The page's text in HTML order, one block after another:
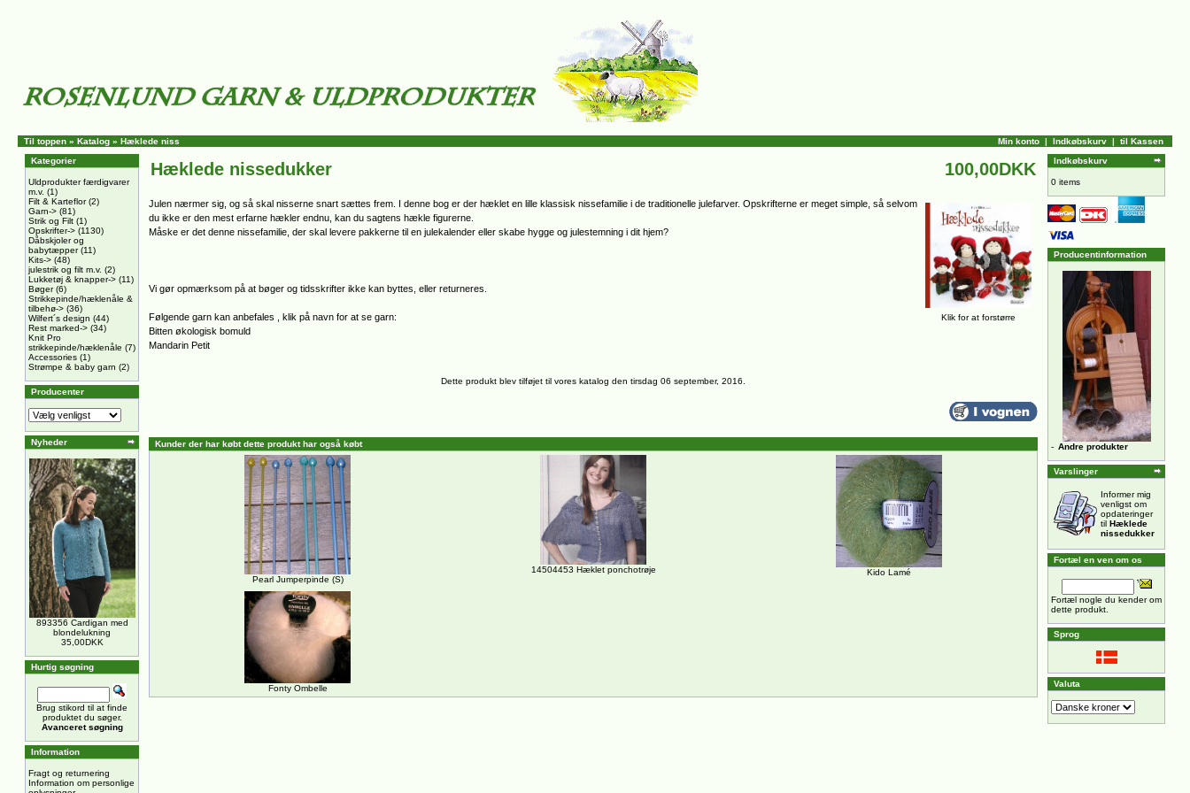
Til toppen » Katalog » Hæklede niss Min konto | Indkøbskurv | til Kassen
Kategorier
Uldprodukter færdigvarer
m.v. (1)
Filt & Karteflor(2)
Garn-> (81)
Strik og Filt (1)
Opskrifter-> (1130)
Dåbskjoler og
babytæpper(11)
Kits-> (48)
julestrik og filt m.v. (2)
Lukketøj & knapper-> (11)
Bøger(6)
Strikkepinde/hæklenåle &
tilbehø-> (36)
Wilfert´s design (44)
Rest marked-> (34)
Knit Pro
strikkepinde/hæklenåle (7)
Accessories (1)
Strømpe & baby garn (2)
Producenter
Nyheder
893356 Cardigan med
blondelukning
35,00DKK
Hurtig søgning
Brug stikord til at finde
produktet du søger.
Avanceret søgning
Information
Fragt og returnering
Information om personlige
Hæklede nissedukker 100,00DKK
Klik for at forstørre
Julen nærmer sig, og så skal nisserne snart sættes frem. I denne bog er der hæklet en lille klassisk nissefamilie i de traditionelle julefarver. Opskrifterne er meget simple, så selvom
du ikke er den mest erfarne hækler endnu, kan du sagtens hækle figurerne.
Måske er det denne nissefamilie, der skal levere pakkerne til en julekalender eller skabe hygge og julestemning i dit hjem?
Vi gør opmærksom på at bøger og tidsskrifter ikke kan byttes, eller returneres.
Følgende garn kan anbefales , klik på navn for at se garn:
Bitten økologisk bomuld
Mandarin Petit
Dette produkt blev tilføjet til vores katalog den tirsdag 06 september, 2016.
Kunder der har købt dette produkt har også købt
Pearl Jumperpinde (S)
14504453 Hæklet ponchotrøje Kido Lamé
Fonty Ombelle
Indkøbskurv
0 items
Producentinformation
- Andre produkter
Varslinger
Informer mig
venligst om
opdateringer
til Hæklede
nissedukker
Fortæl en ven om os
Fortæl nogle du kender om
dette produkt.
Sprog
Valuta